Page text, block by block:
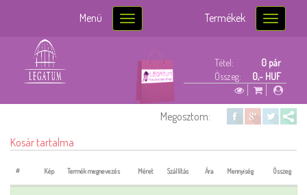
Toggle
navigation
Menü
Toggle
navigation
Termékek
Tétel:
0 pár
Összeg:
0,- HUF
Megosztom:
Kosár tartalma
# Kép Termék megnevezés Méret Szállítás Ára Mennyiség Összeg